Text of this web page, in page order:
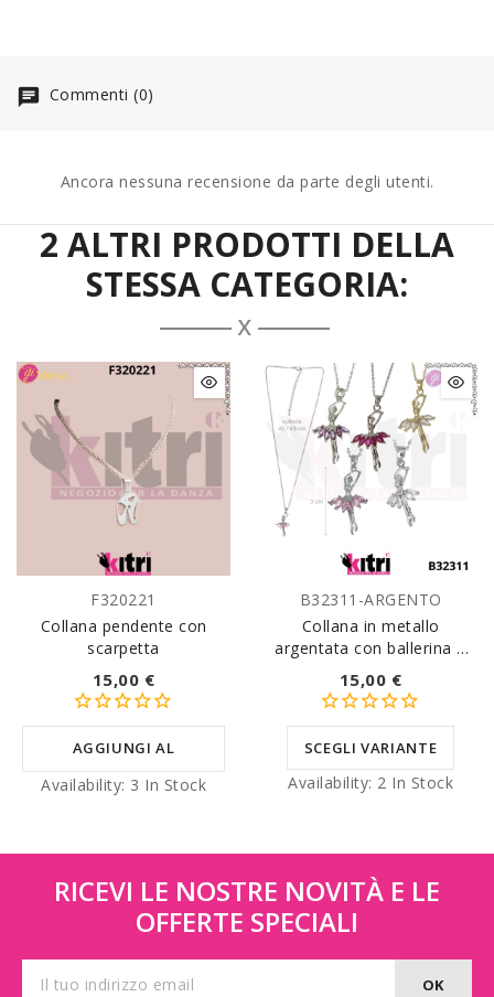
Commenti (0)
Ancora nessuna recensione da parte degli utenti.
2 ALTRI PRODOTTI DELLA
STESSA CATEGORIA:
F320221
Collana pendente con
scarpetta
15,00 €
AGGIUNGI AL
CARRELLO
Availability: 3 In Stock
B32311-ARGENTO
Collana in metallo
argentata con ballerina e
15,00 €
SCEGLI VARIANTE
Availability: 2 In Stock
RICEVI LE NOSTRE NOVITÀ E LE
OFFERTE SPECIALI